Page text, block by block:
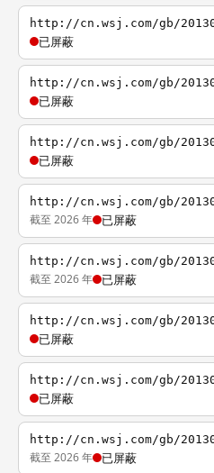
http://cn.wsj.com/gb/
已屏蔽
http://cn.wsj.com/gb/
已屏蔽
http://cn.wsj.com/gb/
已屏蔽
http://cn.wsj.com/gb/
截至 2026 年 已屏蔽
http://cn.wsj.com/gb/
截至 2026 年 已屏蔽
http://cn.wsj.com/gb/
已屏蔽
http://cn.wsj.com/gb/
已屏蔽
http://cn.wsj.com/gb/
截至 2026 年 已屏蔽